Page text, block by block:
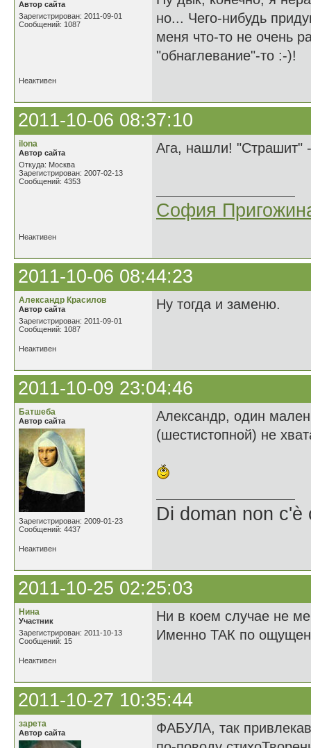
Автор сайта
Зарегистрирован: 2011-09-01
Сообщений: 1087
но... Чего-нибудь
меня что-то не очень
"обнаглевание"-то :-)!
Неактивен
2011-10-06 08:37:10
ilona
Автор сайта
Откуда: Москва
Зарегистрирован: 2007-02-13
Сообщений: 4353
Ага, нашли!
София
Неактивен
2011-10-06 08:44:23
Александр Красилов
Автор сайта
Зарегистрирован: 2011-09-01
Сообщений: 1087
Ну тогда и заменю.
Неактивен
2011-10-09 23:04:46
Батшеба
Автор сайта
Зарегистрирован: 2009-01-23
Сообщений: 4437
Александр, один
(шестистопной) не
Di doman non c'è
Неактивен
2011-10-25 02:25:03
Нина
Участник
Зарегистрирован: 2011-10-13
Сообщений: 15
Ни в коем случае не
Именно ТАК по
Неактивен
2011-10-27 10:35:44
зарета
Автор сайта
ФАБУЛА, так